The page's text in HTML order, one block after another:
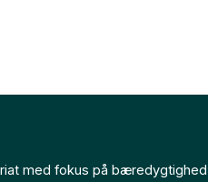
med fokus på bæredygtighed